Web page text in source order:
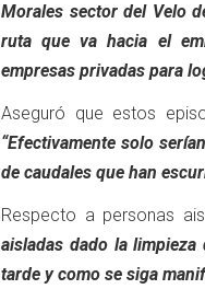
Morales sector del Velo
ruta que va hacia el
empresas privadas para
Aseguró que estos
“Efectivamente solo
de caudales que han
Respecto a personas
aisladas dado la
tarde y como se siga